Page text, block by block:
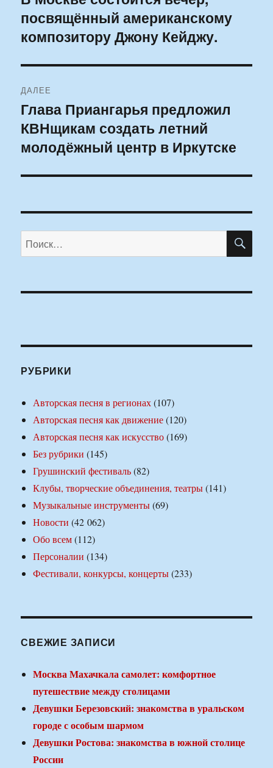
записям
запись:
посвящённый американскому
композитору Джону Кейджу.
ДАЛЕЕ
Следующая
запись:
Глава Приангарья предложил
КВНщикам создать летний
молодёжный центр в Иркутске
Искать:
РУБРИКИ
Авторская песня в регионах(107)
Авторская песня как движение(120)
Авторская песня как искусство(169)
Без рубрики (145)
Грушинский фестиваль(82)
Клубы, творческие объединения, театры(141)
Музыкальные инструменты(69)
Новости (42 062)
Обо всем(112)
Персоналии (134)
Фестивали, конкурсы, концерты(233)
СВЕЖИЕ ЗАПИСИ
Москва Махачкала самолет: комфортное
путешествие между столицами
Девушки Березовский: знакомства в уральском
городе с особым шармом
Девушки Ростова: знакомства в южной столице
России